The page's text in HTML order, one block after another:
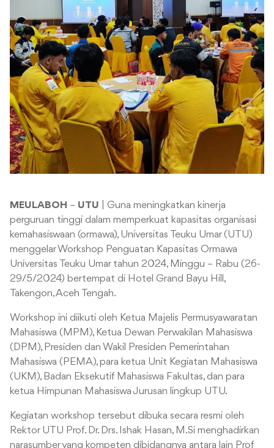
MEULABOH – UTU | Guna meningkatkan kinerja
perguruan tinggi dalam memperkuat kapasitas organisasi
kemahasiswaan (ormawa), Universitas Teuku Umar (UTU)
menggelar Workshop Penguatan Kapasitas Ormawa
Universitas Teuku Umar tahun 2024, Minggu – Rabu (26-
29/5/2024) bertempat di Hotel Grand Bayu Hill,
Takengon, Aceh Tengah.
Workshop ini diikuti oleh Ketua Majelis Permusyawaratan
Mahasiswa (MPM), Ketua Dewan Perwakilan Mahasiswa
(DPM), Presiden dan Wakil Presiden Pemerintahan
Mahasiswa (PEMA), para ketua Unit Kegiatan Mahasiswa
(UKM), Badan Eksekutif Mahasiswa Fakultas, dan para
ketua Himpunan Mahasiswa Jurusan lingkup UTU.
Kegiatan workshop tersebut dibuka secara resmi oleh
Rektor UTU Prof. Dr. Drs. Ishak Hasan, M.Si menghadirkan
narasumber yang kompeten dibidangnya antara lain Prof